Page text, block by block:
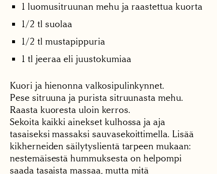
1 luomusitruunan mehu ja raastettua kuorta
1/2 tl suolaa
1/2 tl mustapippuria
1 tl jeeraa eli juustokumiaa
Kuori ja hienonna valkosipulinkynnet.
Pese sitruuna ja purista sitruunasta mehu.
Raasta kuoresta uloin kerros.
Sekoita kaikki ainekset kulhossa ja aja
tasaiseksi massaksi sauvasekoittimella. Lisää
kikherneiden säilytyslientä tarpeen mukaan:
nestemäisestä hummuksesta on helpompi
saada tasaista massaa, mutta mitä